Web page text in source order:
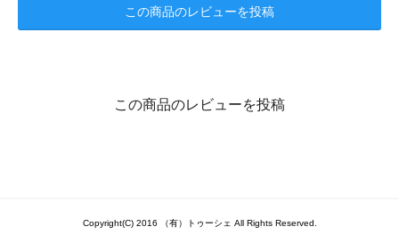
この商品のレビューを投稿
この商品のレビューを投稿
Copyright(C) 2016 （有）トゥーシェ All Rights Reserved.